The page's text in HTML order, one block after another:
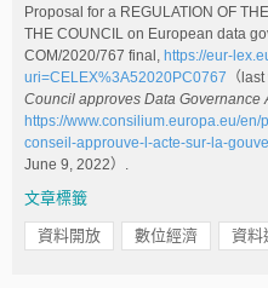
Proposal for a REGULATION OF
THE COUNCIL on European data
COM/2020/767 final, https://eur-
uri=CELEX%3A52020PC0767 （
Council approves Data Governance
https://www.consilium.europa.eu/
conseil-approuve-l-acte-sur-la-
June 9, 2022）.
文章標籤
資料開放 數位經濟 資料